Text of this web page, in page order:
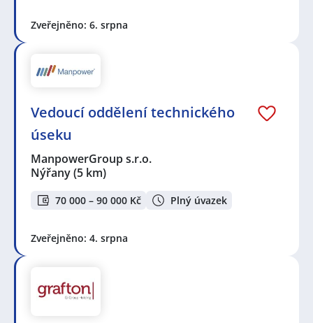
Zveřejněno: 6. srpna
Vedoucí oddělení technického
úseku
ManpowerGroup s.r.o.
Nýřany(5 km)
70 000 – 90 000 Kč Plný úvazek
Zveřejněno: 4. srpna